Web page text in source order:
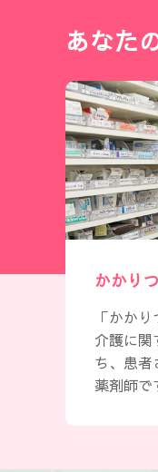
あなた
かかり
「かか
介護に関
ち、患者
薬剤師で